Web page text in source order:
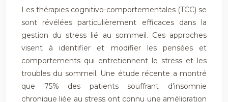
Les thérapies cognitivo-comportementales (TCC) se
sont révélées particulièrement efficaces dans la
gestion du stress lié au sommeil. Ces approches
visent à identifier et modifier les pensées et
comportements qui entretiennent le stress et les
troubles du sommeil. Une étude récente a montré
que 75% des patients souffrant d’insomnie
chronique liée au stress ont connu une amélioration